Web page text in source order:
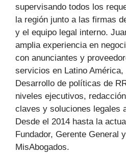
supervisando todos los
la región junto a las firmas
y el equipo legal interno.
amplia experiencia en
con anunciantes y
servicios en Latino
Desarrollo de políticas de
niveles ejecutivos,
claves y soluciones legales
Desde el 2014 hasta la
Fundador, Gerente General
MisAbogados.